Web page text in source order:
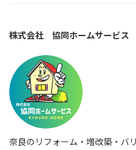
株式会社 協同ホームサービス
奈良のリフォーム・増改築・バ